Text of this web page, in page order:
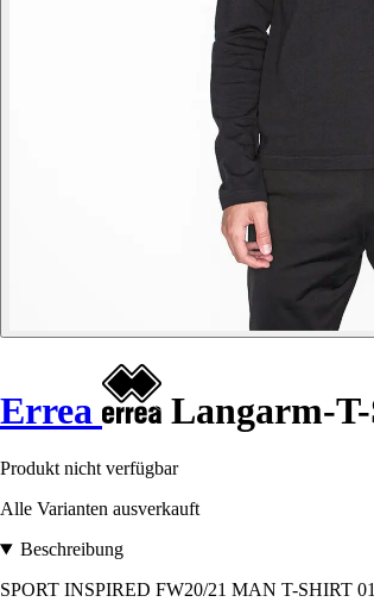
Errea Langarm-
Produkt nicht verfügbar
Alle Varianten ausverkauft
Beschreibung
SPORT INSPIRED FW20/21 MAN T-SHIRT